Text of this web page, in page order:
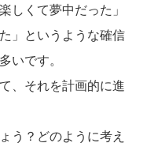
しくて夢中だった」
」というような確信
いです。
、それを計画的に進
う？どのように考え